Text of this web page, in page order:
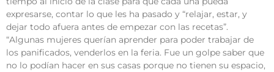
expresarse, contar lo que les ha pasado y “relajar, estar, y
dejar todo afuera antes de empezar con las recetas”.
“Algunas mujeres querían aprender para poder trabajar de
los panificados, venderlos en la feria. Fue un golpe saber que
no lo podían hacer en sus casas porque no tienen su espacio,